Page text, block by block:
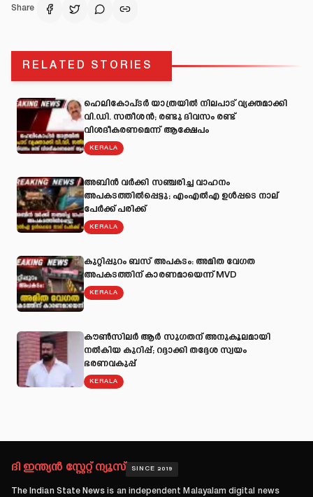
Share
RELATED STORIES
ഹെലികോപ്ടർ യാത്രയിൽ നിലപാട് വ്യക്തമാക്കി
വി.ഡി. സതീശൻ; രണ്ടു ദിവസം രണ്ട്
വിശദീകരണമെന്ന് ആക്ഷേപം
KERALA
അബിന്‍ വര്‍ക്കി സഞ്ചരിച്ച വാഹനം
അപകടത്തില്‍പ്പെട്ടു; എംഎല്‍എ ഉള്‍പ്പടെ നാല്
പേര്‍ക്ക് പരിക്ക്
KERALA
കുറ്റിപ്പുറം ബസ് അപകടം: അമിത വേഗത
അപകടത്തിന് കാരണമായെന്ന് MVD
KERALA
കൗൺസിലർ ആർ സുഗതന് അനുകൂലമായി
നല്‍കിയ കുറിപ്പ്; റദ്ദാക്കി തദ്ദേശ സ്വയം
ഭരണവകുപ്പ്
KERALA
ദി ഇന്ത്യൻ സ്റ്റേറ്റ് ന്യൂസ് SINCE 2019
The Indian State News is an independent Malayalam digital news